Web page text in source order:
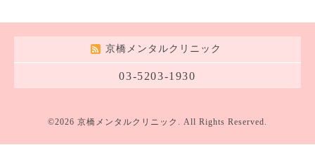
京橋メンタルクリニック
03-5203-1930
©2026 京橋メンタルクリニック . All Rights Reserved.